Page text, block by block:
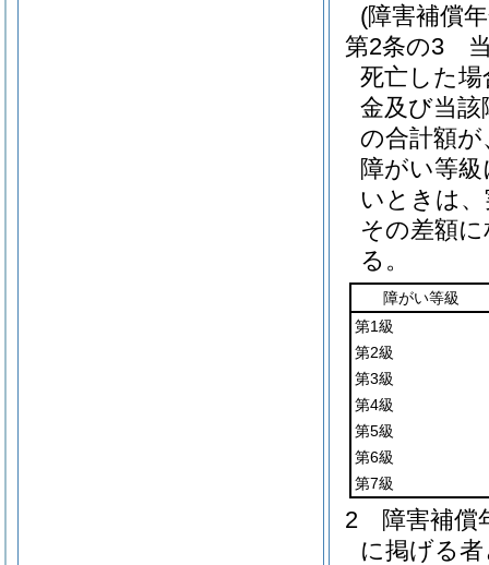
(障害補償
第2条の3
死亡した
金及び当該
の合計額が
障がい等
いときは
その差額
る。
障がい等級
第1級
第2級
第3級
第4級
第5級
第6級
第7級
2
障害補償
に掲げる